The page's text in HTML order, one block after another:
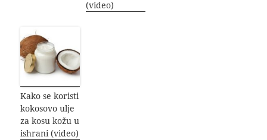
(video)
Kako se koristi
kokosovo ulje
za kosu kožu u
ishrani (video)